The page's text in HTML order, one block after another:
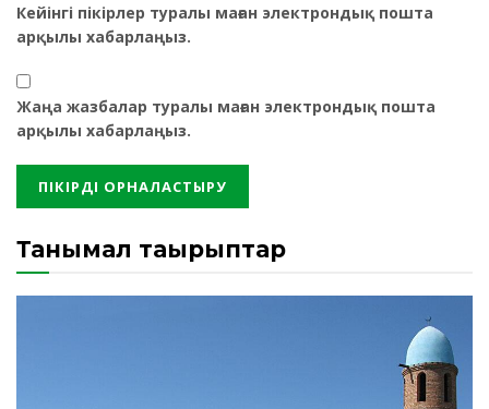
Кейінгі пікірлер туралы маған электрондық пошта
арқылы хабарлаңыз.
Жаңа жазбалар туралы маған электрондық пошта
арқылы хабарлаңыз.
Танымал тақырыптар